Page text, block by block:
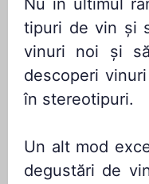
Nu în ultimul
tipuri de vin și
vinuri noi și
descoperi
în stereotipuri.
Un alt mod
degustări de